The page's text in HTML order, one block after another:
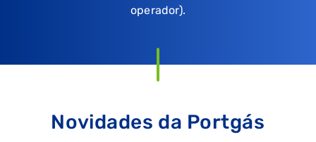
operador).
Novidades da Portgás